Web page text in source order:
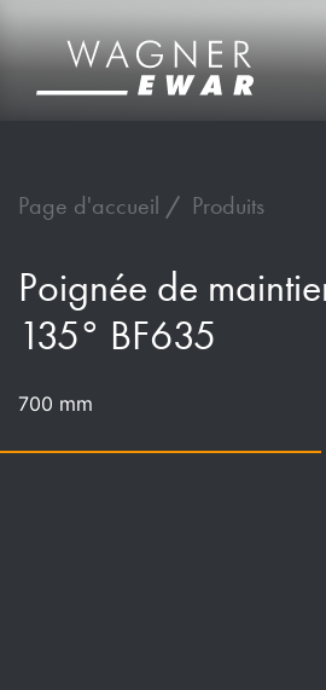
Page d'accueil Produits
Poignée de
135° BF635
700 mm